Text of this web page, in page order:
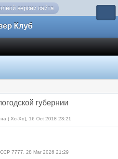
версии сайта
Клуб
губернии
( Хо-Хо), 16 Oct 2018 23:21
7777, 28 Mar 2026 21:29